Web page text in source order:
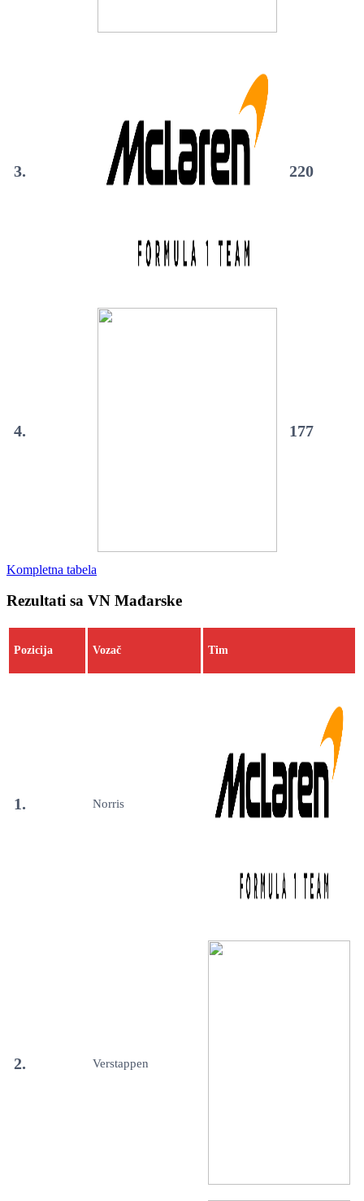
3. 220
4. 177
Kompletna tabela
Rezultati sa VN Mađarske
Pozicija Vozač Tim
1. Norris
2. Verstappen